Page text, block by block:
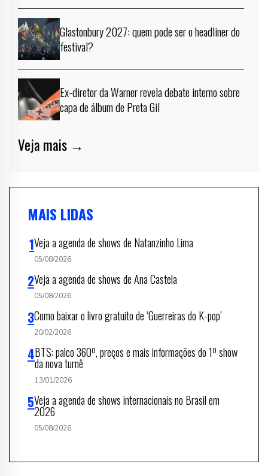
Glastonbury 2027: quem pode ser o headliner do
festival?
Ex-diretor da Warner revela debate interno sobre
capa de álbum de Preta Gil
Veja mais →
MAIS LIDAS
Veja a agenda de shows de Natanzinho Lima
05/08/2026
Veja a agenda de shows de Ana Castela
05/08/2026
Como baixar o livro gratuito de ‘Guerreiras do K-pop’
20/02/2026
BTS: palco 360º, preços e mais informações do 1º show
da nova turnê
13/01/2026
Veja a agenda de shows internacionais no Brasil em
2026
05/08/2026